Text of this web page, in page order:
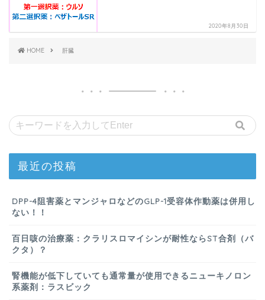
2020年8月30日
HOME 肝臓
最近の投稿
DPP-4阻害薬とマンジャロなどのGLP-1受容体作動薬は併用し
ない！！
百日咳の治療薬：クラリスロマイシンが耐性ならST合剤（バ
クタ）？
腎機能が低下していても通常量が使用できるニューキノロン
系薬剤：ラスビック